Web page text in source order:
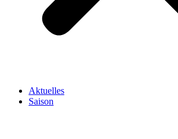
Aktuelles
Saison